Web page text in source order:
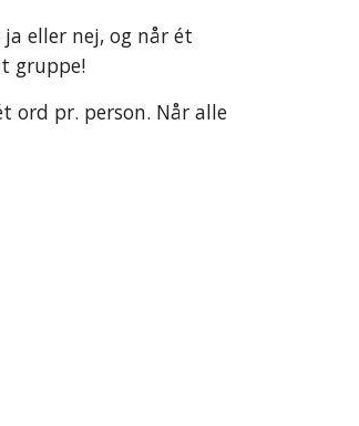
eller nej, og når ét
gruppe!
ord pr. person. Når alle